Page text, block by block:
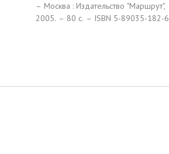
– Москва : Издательство "Маршрут",
2005. – 80 c. – ISBN 5-89035-182-6